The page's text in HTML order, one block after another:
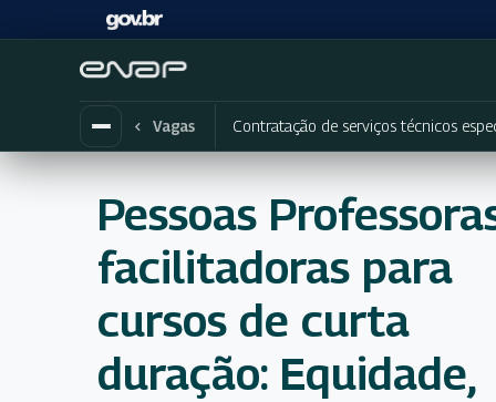
Vagas Contratação de serviços técnicos
Pessoas
facilitadoras para
cursos de curta
duração: Equidade,